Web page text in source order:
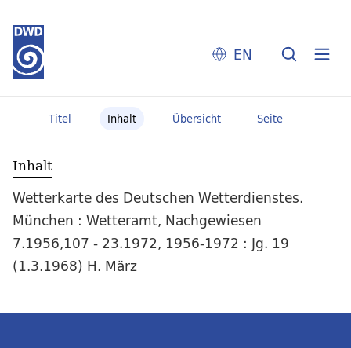
EN
Titel Inhalt Übersicht Seite
Inhalt
Wetterkarte des Deutschen Wetterdienstes.
München : Wetteramt, Nachgewiesen
7.1956,107 - 23.1972, 1956-1972 : Jg. 19
(1.3.1968) H. März